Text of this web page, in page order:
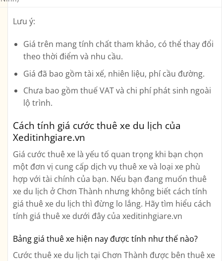
Lưu ý:
Giá trên mang tính chất tham khảo, có thể thay đổi
theo thời điểm và nhu cầu.
Giá đã bao gồm tài xế, nhiên liệu, phí cầu đường.
Chưa bao gồm thuế VAT và chi phí phát sinh ngoài
lộ trình.
Cách tính giá cước thuê xe du lịch của
Xeditinhgiare.vn
Giá cước thuê xe là yếu tố quan trọng khi bạn chọn
một đơn vị cung cấp dịch vụ thuê xe và loại xe phù
hợp với tài chính của bạn. Nếu bạn đang muốn thuê
xe du lịch ở Chơn Thành nhưng không biết cách tính
giá thuê xe du lịch thì đừng lo lắng. Hãy tìm hiểu cách
tính giá thuê xe dưới đây của xeditinhgiare.vn
Bảng giá thuê xe hiện nay được tính như thế nào?
Cước thuê xe du lịch tại Chơn Thành được bên thuê xe